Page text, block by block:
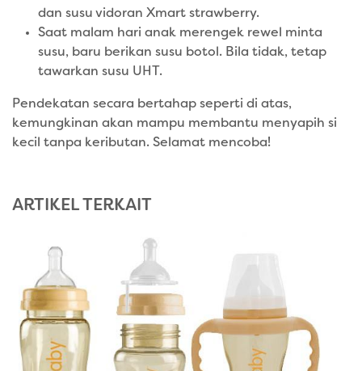
dan susu vidoran Xmart strawberry.
Saat malam hari anak merengek rewel minta
susu, baru berikan susu botol. Bila tidak, tetap
tawarkan susu UHT.
Pendekatan secara bertahap seperti di atas,
kemungkinan akan mampu membantu menyapih si
kecil tanpa keributan. Selamat mencoba!
ARTIKEL TERKAIT